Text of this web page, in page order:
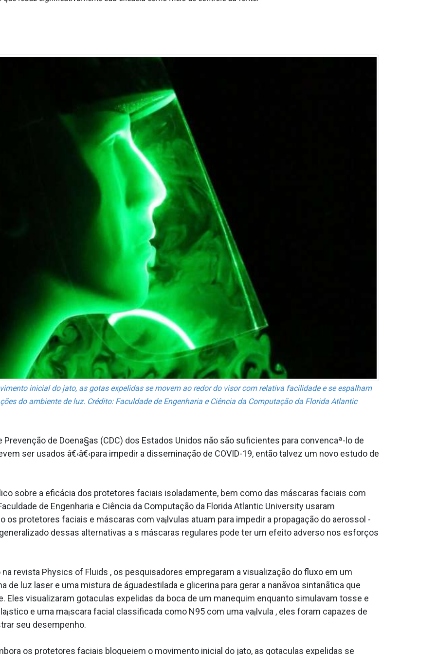
inicial do jato, as gotas expelidas se movem ao redor do visor com relativa facilidade e se espalham
do ambiente de luz. Crédito: Faculdade de Engenharia e Ciência da Computação da Florida Atlantic
de Doena§as (CDC) dos Estados Unidos não são suficientes para convencaª-lo de
ser usados â€‹â€‹para impedir a disseminação de COVID-19, então talvez um novo estudo de
sobre a eficácia dos protetores faciais isoladamente, bem como das máscaras faciais com
de Engenharia e Ciência da Computação da Florida Atlantic University usaram
protetores faciais e máscaras com va¡lvulas atuam para impedir a propagação do aerossol -
dessas alternativas a s máscaras regulares pode ter um efeito adverso nos esforços
revista Physics of Fluids , os pesquisadores empregaram a visualização do fluxo em um
de luz laser e uma mistura de águadestilada e glicerina para gerar a nanãvoa sintanãtica que
Eles visualizaram gota­culas expelidas da boca de um manequim enquanto simulavam tosse e
e uma ma¡scara facial classificada como N95 com uma va¡lvula , eles foram capazes de
seu desempenho.
os protetores faciais bloqueiem o movimento inicial do jato, as gota­culas expelidas se